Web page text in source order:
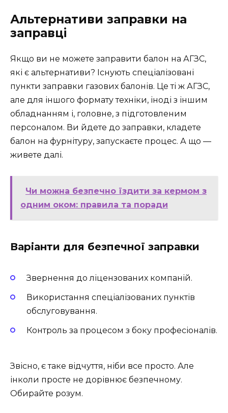
Альтернативи заправки на
заправці
Якщо ви не можете заправити балон на АГЗС,
які є альтернативи? Існують спеціалізовані
пункти заправки газових балонів. Це ті ж АГЗС,
але для іншого формату техніки, іноді з іншим
обладнанням і, головне, з підготовленим
персоналом. Ви йдете до заправки, кладете
балон на фурнітуру, запускаєте процес. А що —
живете далі.
Чи можна безпечно їздити за кермом з
одним оком: правила та поради
Варіанти для безпечної заправки
Звернення до ліцензованих компаній.
Використання спеціалізованих пунктів
обслуговування.
Контроль за процесом з боку професіоналів.
Звісно, є таке відчуття, ніби все просто. Але
інколи просте не дорівнює безпечному.
Обирайте розум.